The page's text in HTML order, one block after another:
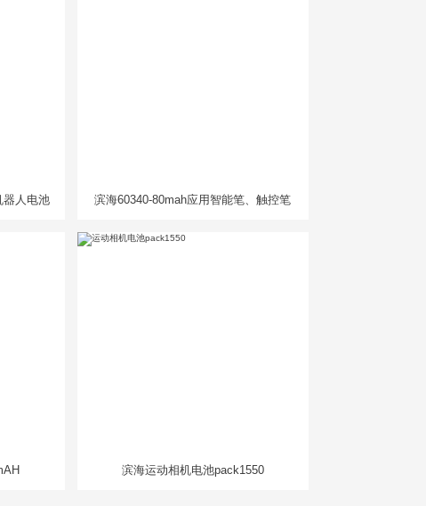
器人电池
滨海60340-80mah应用智能笔、触控笔
滨海运动相机电池pack1550